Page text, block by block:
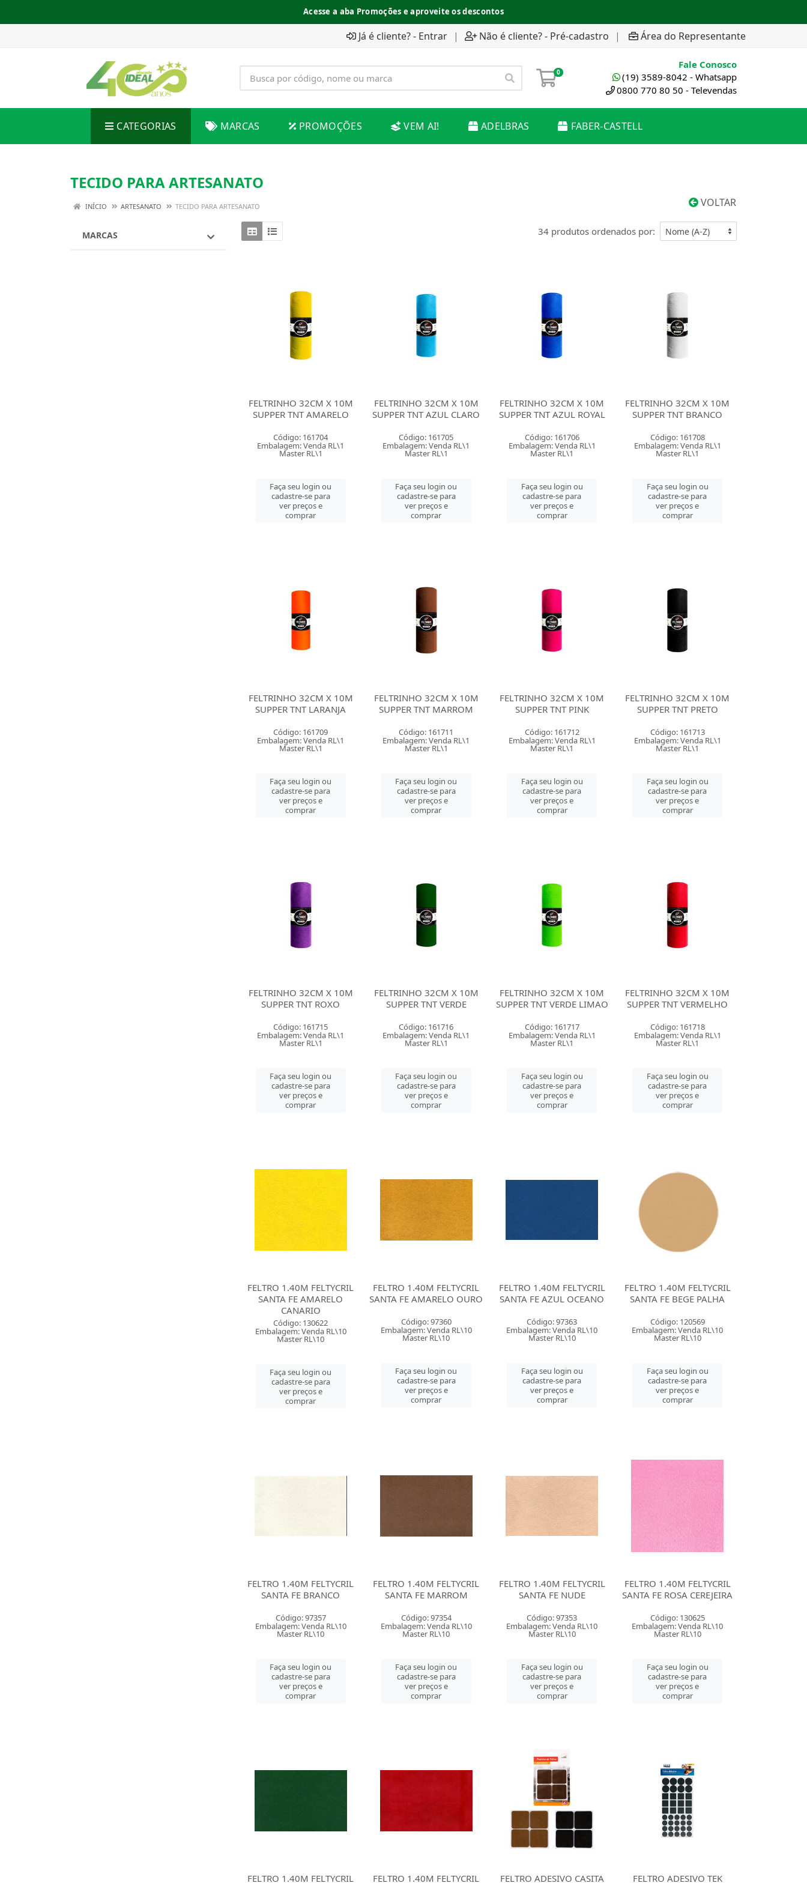
Acesse a aba Promoções e aproveite os descontos
Já é cliente? - Entrar | Não é cliente? - Pré-cadastro | Área do Representante
0
Fale Conosco
(19) 3589-8042 - Whatsapp
0800 770 80 50 - Televendas
CATEGORIAS MARCAS PROMOÇÕES VEM AI! ADELBRAS FABER-CASTELL
TECIDO PARA ARTESANATO
VOLTAR
INÍCIO ARTESANATO TECIDO PARA ARTESANATO
MARCAS 34 produtos ordenados por:
FELTRINHO 32CM X 10M
SUPPER TNT AMARELO
Código: 161704
Embalagem: Venda RL\1
Master RL\1
Faça seu login ou
cadastre-se para
ver preços e
comprar
FELTRINHO 32CM X 10M
SUPPER TNT AZUL CLARO
Código: 161705
Embalagem: Venda RL\1
Master RL\1
Faça seu login ou
cadastre-se para
ver preços e
comprar
FELTRINHO 32CM X 10M
SUPPER TNT AZUL ROYAL
Código: 161706
Embalagem: Venda RL\1
Master RL\1
Faça seu login ou
cadastre-se para
ver preços e
comprar
FELTRINHO 32CM X 10M
SUPPER TNT BRANCO
Código: 161708
Embalagem: Venda RL\1
Master RL\1
Faça seu login ou
cadastre-se para
ver preços e
comprar
FELTRINHO 32CM X 10M
SUPPER TNT LARANJA
Código: 161709
Embalagem: Venda RL\1
Master RL\1
Faça seu login ou
cadastre-se para
ver preços e
comprar
FELTRINHO 32CM X 10M
SUPPER TNT MARROM
Código: 161711
Embalagem: Venda RL\1
Master RL\1
Faça seu login ou
cadastre-se para
ver preços e
comprar
FELTRINHO 32CM X 10M
SUPPER TNT PINK
Código: 161712
Embalagem: Venda RL\1
Master RL\1
Faça seu login ou
cadastre-se para
ver preços e
comprar
FELTRINHO 32CM X 10M
SUPPER TNT PRETO
Código: 161713
Embalagem: Venda RL\1
Master RL\1
Faça seu login ou
cadastre-se para
ver preços e
comprar
FELTRINHO 32CM X 10M
SUPPER TNT ROXO
Código: 161715
Embalagem: Venda RL\1
Master RL\1
Faça seu login ou
cadastre-se para
ver preços e
comprar
FELTRINHO 32CM X 10M
SUPPER TNT VERDE
Código: 161716
Embalagem: Venda RL\1
Master RL\1
Faça seu login ou
cadastre-se para
ver preços e
comprar
FELTRINHO 32CM X 10M
SUPPER TNT VERDE LIMAO
Código: 161717
Embalagem: Venda RL\1
Master RL\1
Faça seu login ou
cadastre-se para
ver preços e
comprar
FELTRINHO 32CM X 10M
SUPPER TNT VERMELHO
Código: 161718
Embalagem: Venda RL\1
Master RL\1
Faça seu login ou
cadastre-se para
ver preços e
comprar
FELTRO 1.40M FELTYCRIL
SANTA FE AMARELO
CANARIO
Código: 130622
Embalagem: Venda RL\10
Master RL\10
Faça seu login ou
cadastre-se para
ver preços e
comprar
FELTRO 1.40M FELTYCRIL
SANTA FE AMARELO OURO
Código: 97360
Embalagem: Venda RL\10
Master RL\10
Faça seu login ou
cadastre-se para
ver preços e
comprar
FELTRO 1.40M FELTYCRIL
SANTA FE AZUL OCEANO
Código: 97363
Embalagem: Venda RL\10
Master RL\10
Faça seu login ou
cadastre-se para
ver preços e
comprar
FELTRO 1.40M FELTYCRIL
SANTA FE BEGE PALHA
Código: 120569
Embalagem: Venda RL\10
Master RL\10
Faça seu login ou
cadastre-se para
ver preços e
comprar
FELTRO 1.40M FELTYCRIL
SANTA FE BRANCO
Código: 97357
Embalagem: Venda RL\10
Master RL\10
Faça seu login ou
cadastre-se para
ver preços e
comprar
FELTRO 1.40M FELTYCRIL
SANTA FE MARROM
Código: 97354
Embalagem: Venda RL\10
Master RL\10
Faça seu login ou
cadastre-se para
ver preços e
comprar
FELTRO 1.40M FELTYCRIL
SANTA FE NUDE
Código: 97353
Embalagem: Venda RL\10
Master RL\10
Faça seu login ou
cadastre-se para
ver preços e
comprar
FELTRO 1.40M FELTYCRIL
SANTA FE ROSA CEREJEIRA
Código: 130625
Embalagem: Venda RL\10
Master RL\10
Faça seu login ou
cadastre-se para
ver preços e
comprar
FELTRO 1.40M FELTYCRIL
FELTRO 1.40M FELTYCRIL
FELTRO ADESIVO CASITA
FELTRO ADESIVO TEK